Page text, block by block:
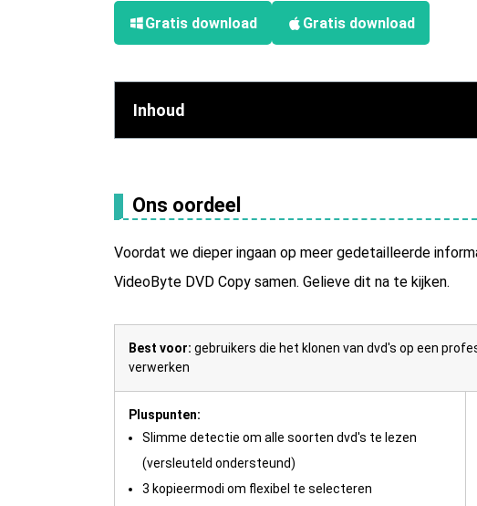
Gratis download Gratis download
Inhoud
Ons oordeel
Voordat we dieper ingaan op meer gedetailleerde
VideoByte DVD Copy samen. Gelieve dit na te kijken.
Best voor: gebruikers die het klonen van dvd's op een
verwerken
Pluspunten:
Slimme detectie om alle soorten dvd's te lezen
(versleuteld ondersteund)
3 kopieermodi om flexibel te selecteren